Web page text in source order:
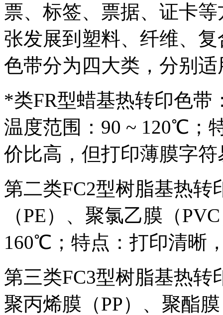
票、标签、票据、证卡
张发展到塑料、纤维、
色带分为四大类，分别
*类FR型蜡基热转印色带
温度范围：90 ~ 120℃；
价比高，但打印薄膜字
第二类FC2型树脂基热
（PE）、聚氯乙膜（
160℃；特点：打印清晰
第三类FC3型树脂基热
聚丙烯膜（PP）、聚酯